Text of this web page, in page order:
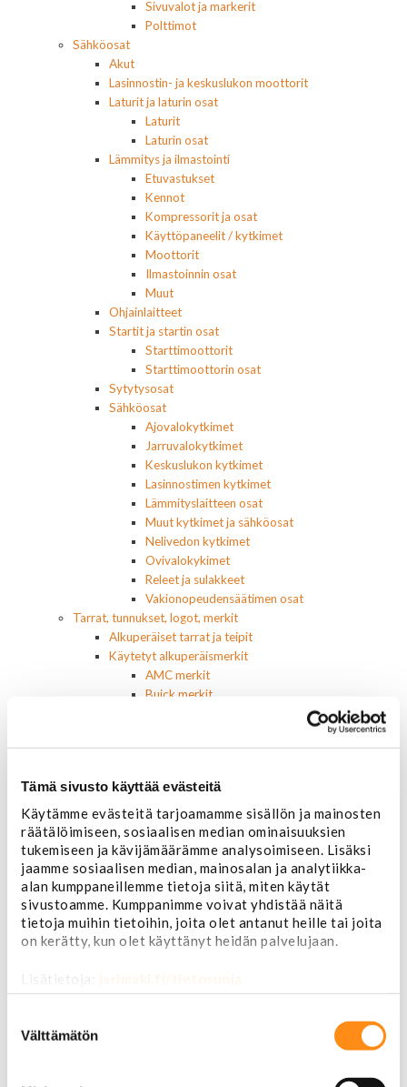
Tämä sivusto käyttää evästeitä
Käytämme evästeitä tarjoamamme sisällön ja mainosten
räätälöimiseen, sosiaalisen median ominaisuuksien
tukemiseen ja kävijämäärämme analysoimiseen. Lisäksi
jaamme sosiaalisen median, mainosalan ja analytiikka-
alan kumppaneillemme tietoja siitä, miten käytät
sivustoamme. Kumppanimme voivat yhdistää näitä
tietoja muihin tietoihin, joita olet antanut heille tai joita
on kerätty, kun olet käyttänyt heidän palvelujaan.
Lisätietoja: jarimaki.fi/tietosuoja
valinta
Välttämätön
Sivuvalot ja markerit
Polttimot
Sähköosat
Akut
Lasinnostin- ja keskuslukon moottorit
Laturit ja laturin osat
Laturit
Laturin osat
Lämmitys ja ilmastointi
Etuvastukset
Kennot
Kompressorit ja osat
Käyttöpaneelit / kytkimet
Moottorit
Ilmastoinnin osat
Muut
Ohjainlaitteet
Startit ja startin osat
Starttimoottorit
Starttimoottorin osat
Sytytysosat
Sähköosat
Ajovalokytkimet
Jarruvalokytkimet
Keskuslukon kytkimet
Lasinnostimen kytkimet
Lämmityslaitteen osat
Muut kytkimet ja sähköosat
Nelivedon kytkimet
Ovivalokykimet
Releet ja sulakkeet
Vakionopeudensäätimen osat
Tarrat, tunnukset, logot, merkit
Alkuperäiset tarrat ja teipit
Käytetyt alkuperäismerkit
AMC merkit
Buick merkit
Chrysler merkit
Ford merkit
Lincoln merkit
Mercury merkit
Oldsmobile merkit
Plymouth merkit
Pontiac merkit
Muut merkit
Merkit ja logot
Tarrat
Astinlaudat ja -putket